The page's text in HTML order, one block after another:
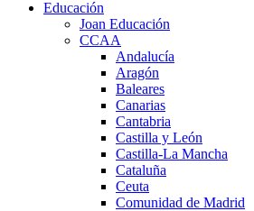
Educación
Joan Educación
CCAA
Andalucía
Aragón
Baleares
Canarias
Cantabria
Castilla y León
Castilla-La Mancha
Cataluña
Ceuta
Comunidad de Madrid